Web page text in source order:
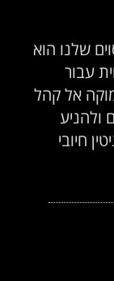
שלנו הוא
עבור
אל קהל
ולהניע
חיובי